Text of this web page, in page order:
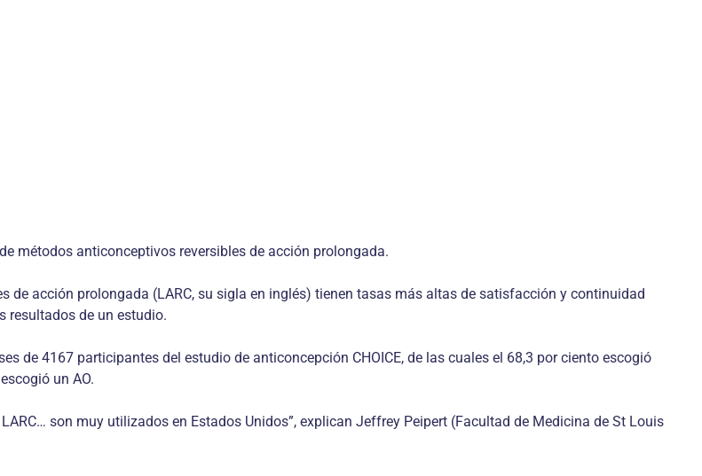
métodos anticonceptivos reversibles de acción prolongada.
de acción prolongada (LARC, su sigla en inglés) tienen tasas más altas de satisfacción y continuidad
resultados de un estudio.
de 4167 participantes del estudio de anticoncepción CHOICE, de las cuales el 68,3 por ciento escogió
un AO.
son muy utilizados en Estados Unidos”, explican Jeffrey Peipert (Facultad de Medicina de St Louis